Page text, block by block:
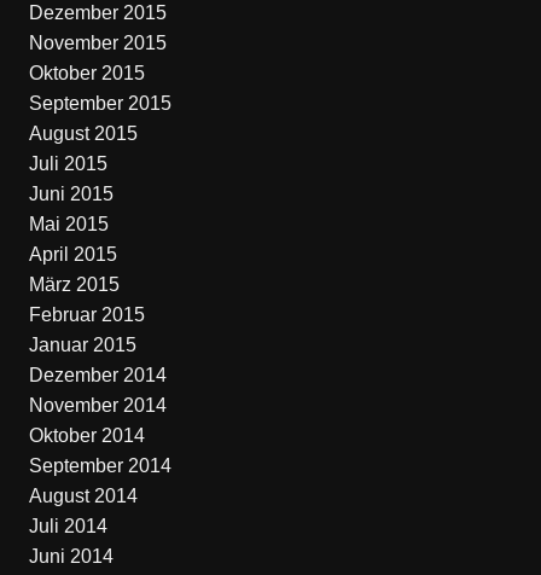
Dezember 2015
November 2015
Oktober 2015
September 2015
August 2015
Juli 2015
Juni 2015
Mai 2015
April 2015
März 2015
Februar 2015
Januar 2015
Dezember 2014
November 2014
Oktober 2014
September 2014
August 2014
Juli 2014
Juni 2014